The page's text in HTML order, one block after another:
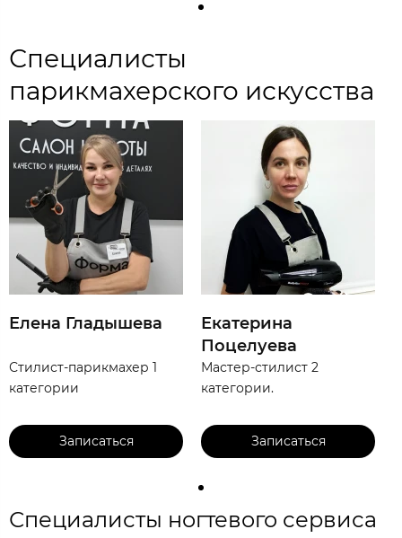
Специалисты
парикмахерского искусства
Елена Гладышева
Стилист-парикмахер 1
категории
Записаться
Екатерина
Поцелуева
Мастер-стилист 2
категории.
Записаться
Специалисты ногтевого сервиса